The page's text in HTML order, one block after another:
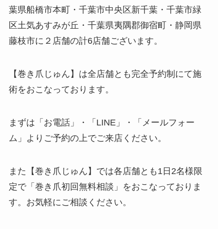
葉県船橋市本町・千葉市中央区新千葉・千葉市緑
区土気あすみが丘・千葉県夷隅郡御宿町・静岡県
藤枝市に２店舗の計6店舗ございます。
【巻き爪じゅん】は全店舗とも完全予約制にて施
術をおこなっております。
まずは「お電話」・「LINE」・「メールフォー
ム」よりご予約の上でご来店ください。
また【巻き爪じゅん】では各店舗とも1日2名様限
定で「巻き爪初回無料相談」をおこなっておりま
す。お気軽にご相談ください。